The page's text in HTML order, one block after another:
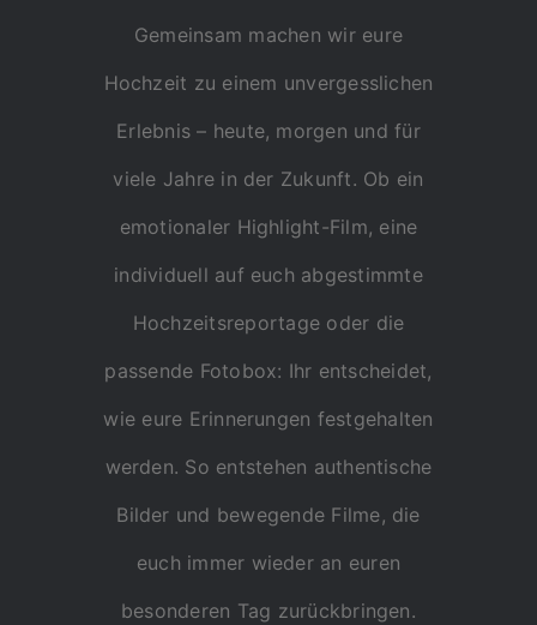
Gemeinsam machen wir eure
Hochzeit zu einem unvergesslichen
Erlebnis – heute, morgen und für
viele Jahre in der Zukunft. Ob ein
emotionaler Highlight-Film, eine
individuell auf euch abgestimmte
Hochzeitsreportage oder die
passende Fotobox: Ihr entscheidet,
wie eure Erinnerungen festgehalten
werden. So entstehen authentische
Bilder und bewegende Filme, die
euch immer wieder an euren
besonderen Tag zurückbringen.